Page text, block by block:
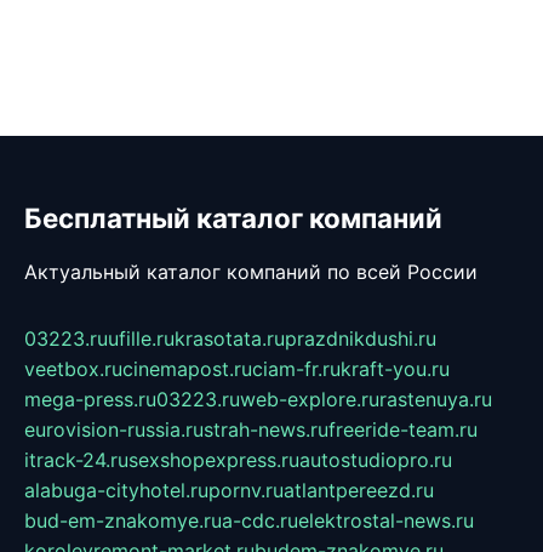
Бесплатный каталог компаний
Актуальный каталог компаний по всей России
03223.ruufille.rukrasotata.ruprazdnikdushi.ru
veetbox.rucinemapost.ruciam-fr.rukraft-you.ru
mega-press.ru03223.ruweb-explore.rurastenuya.ru
eurovision-russia.rustrah-news.rufreeride-team.ru
itrack-24.rusexshopexpress.ruautostudiopro.ru
alabuga-cityhotel.rupornv.ruatlantpereezd.ru
bud-em-znakomye.rua-cdc.ruelektrostal-news.ru